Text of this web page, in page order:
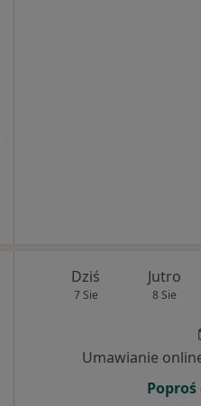
Dziś
7 Sie
Jutro
8 Sie
Umawianie